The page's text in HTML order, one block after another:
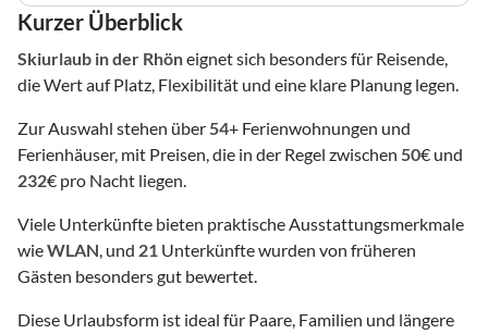
Kurzer Überblick
Skiurlaub in der Rhöneignet sich besonders für Reisende,
die Wert auf Platz, Flexibilität und eine klare Planung legen.
Zur Auswahl stehen über 54+ Ferienwohnungen und
Ferienhäuser, mit Preisen, die in der Regel zwischen 50€ und
232€ pro Nacht liegen.
Viele Unterkünfte bieten praktische Ausstattungsmerkmale
wieWLAN , und 21 Unterkünfte wurden von früheren
Gästen besonders gut bewertet.
Diese Urlaubsform ist ideal für Paare, Familien und längere